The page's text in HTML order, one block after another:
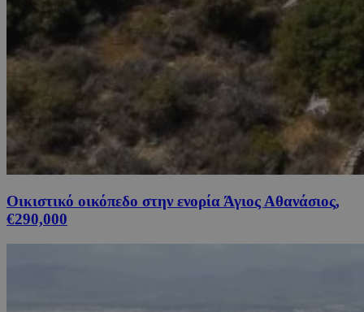
Οικιστικό οικόπεδο στην ενορία Άγιος Αθανάσιος,
€290,000